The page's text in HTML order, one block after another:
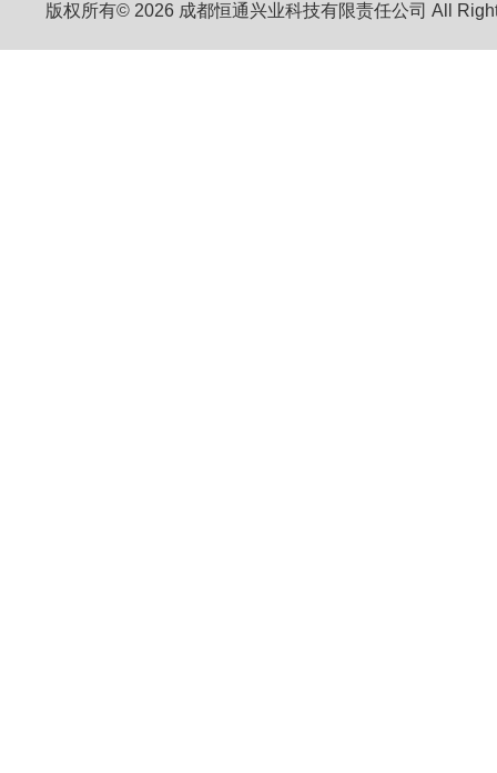
版权所有© 2026 成都恒通兴业科技有限责任公司 All